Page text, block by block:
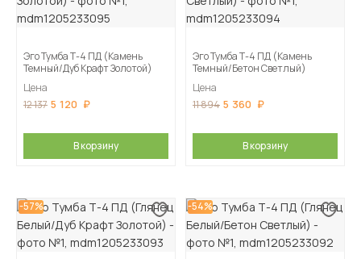
Эго Тумба Т-4 ПД (Камень
Темный/Дуб Крафт Золотой)
Цена
12 137 5 120
В корзину
Эго Тумба Т-4 ПД (Камень
Темный/Бетон Светлый)
Цена
11 894 5 360
В корзину
-57% -54%